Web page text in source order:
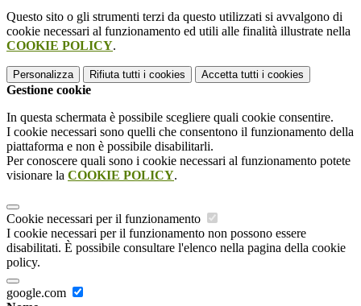
Questo sito o gli strumenti terzi da questo utilizzati si avvalgono di
cookie necessari al funzionamento ed utili alle finalità illustrate nella
COOKIE POLICY.
Personalizza Rifiuta tutti i cookies Accetta tutti i cookies
Gestione cookie
In questa schermata è possibile scegliere quali cookie consentire.
I cookie necessari sono quelli che consentono il funzionamento della
piattaforma e non è possibile disabilitarli.
Per conoscere quali sono i cookie necessari al funzionamento potete
visionare la COOKIE POLICY.
Cookie necessari per il funzionamento
I cookie necessari per il funzionamento non possono essere
disabilitati. È possibile consultare l'elenco nella pagina della cookie
policy.
google.com